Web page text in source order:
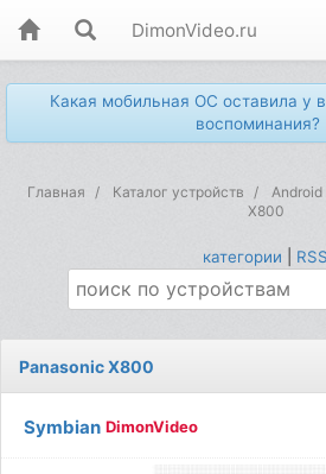
DimonVideo.ru
Какая мобильная ОС оставила у
воспоминания?
Главная Каталог устройств Android
X800
категории RSS
Panasonic X800
Symbian DimonVideo